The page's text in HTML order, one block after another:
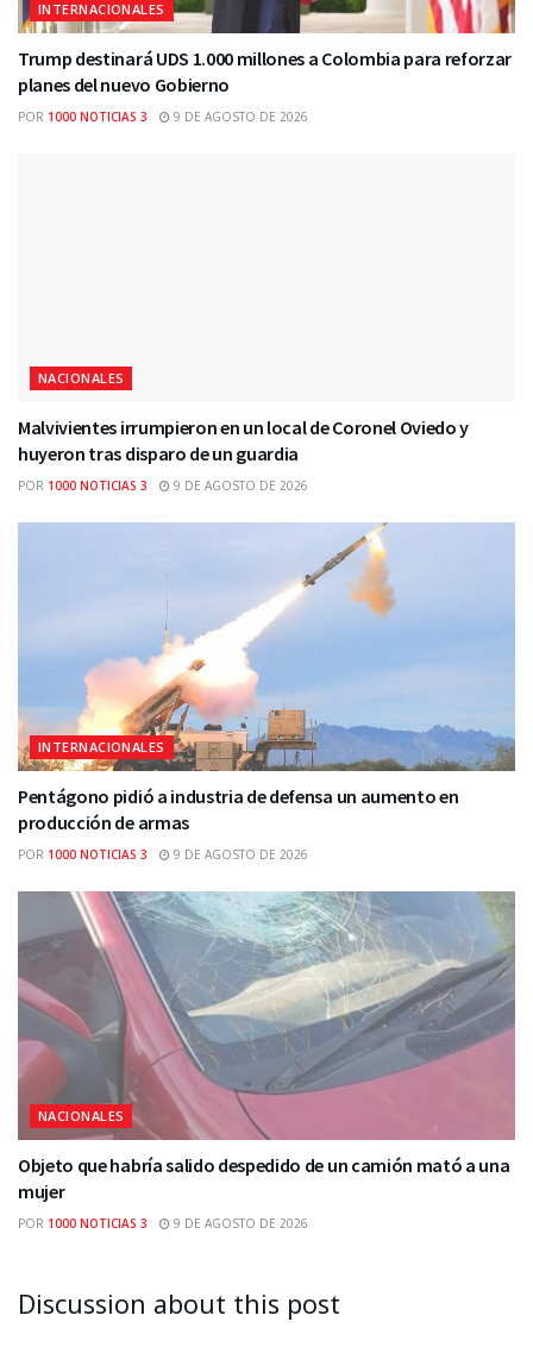
INTERNACIONALES
Trump destinará UDS 1.000 millones a Colombia para reforzar
planes del nuevo Gobierno
POR 1000 NOTICIAS 3 9 DE AGOSTO DE 2026
NACIONALES
Malvivientes irrumpieron en un local de Coronel Oviedo y
huyeron tras disparo de un guardia
POR 1000 NOTICIAS 3 9 DE AGOSTO DE 2026
INTERNACIONALES
Pentágono pidió a industria de defensa un aumento en
producción de armas
POR 1000 NOTICIAS 3 9 DE AGOSTO DE 2026
NACIONALES
Objeto que habría salido despedido de un camión mató a una
mujer
POR 1000 NOTICIAS 3 9 DE AGOSTO DE 2026
Discussion about this post